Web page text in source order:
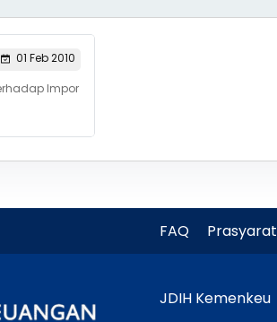
01 Feb 2010
Impor
FAQ Prasyarat
JDIH Kemenkeu